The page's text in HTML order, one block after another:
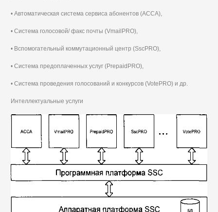
• Автоматическая система сервиса абонентов (АССА),
• Система голосовой/ факс почты (VmailPRO),
• Вспомогательный коммутационный центр (SscPRO),
• Система предоплаченных услуг (PrepaidPRO),
• Система проведения голосований и конкурсов (VotePRO) и др.
Интеллектуальные услуги